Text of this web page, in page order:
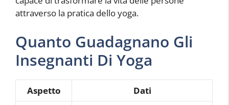
attraverso la pratica dello yoga.
Quanto Guadagnano Gli
Insegnanti Di Yoga
Aspetto Dati